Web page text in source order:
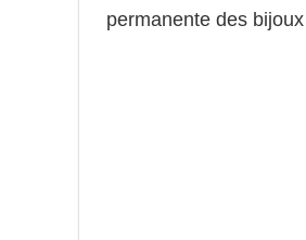
permanente des bijoux